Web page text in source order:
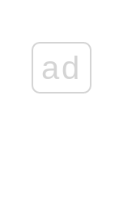
ad